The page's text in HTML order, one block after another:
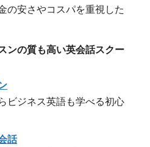
の安さやコスパを重視した
ンの質も高い英会話スクー
ビジネス英語も学べる初心
話